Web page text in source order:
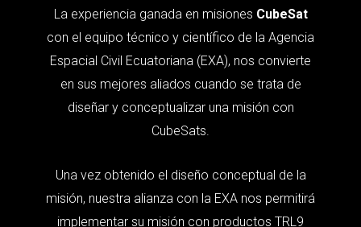
La experiencia ganada en misiones CubeSat
con el equipo técnico y científico de la Agencia
Espacial Civil Ecuatoriana (EXA), nos convierte
en sus mejores aliados cuando se trata de
diseñar y conceptualizar una misión con
CubeSats.
Una vez obtenido el diseño conceptual de la
misión, nuestra alianza con la EXA nos permitirá
implementar su misión con productos TRL9